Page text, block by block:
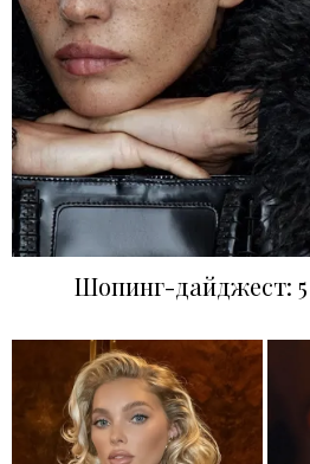
Шопинг-дайджест: 5